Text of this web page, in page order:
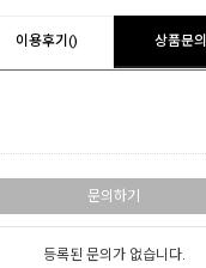
이용후기() 상품문의
문의하기
등록된 문의가 없습니다.